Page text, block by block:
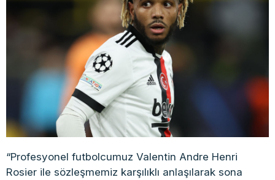
“Profesyonel futbolcumuz Valentin Andre Henri
Rosier ile sözleşmemiz karşılıklı anlaşılarak sona